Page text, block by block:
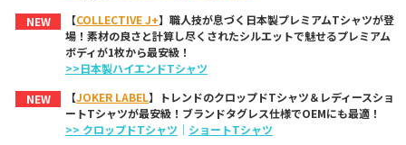
NEW
【COLLECTIVE J+】職人技が息づく日本製プレミアムTシャツが登
場！素材の良さと計算し尽くされたシルエットで魅せるプレミアム
ボディが1枚から最安級！
>>日本製ハイエンドTシャツ
NEW
【JOKER LABEL】トレンドのクロップドTシャツ＆レディースショ
ートTシャツが最安級！ブランドタグレス仕様でOEMにも最適！
>> クロップドTシャツ ｜ ショートTシャツ